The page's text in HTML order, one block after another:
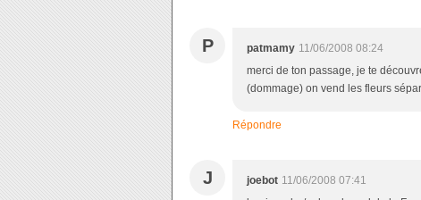
P patmamy 11/06/2008 08:24
merci de ton passage, je te
(dommage) on vend les fleurs
Répondre
J joebot 11/06/2008 07:41